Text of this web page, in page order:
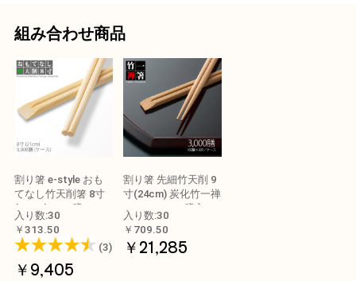
組み合わせ商品
割り箸 e-style おも
てなし竹天削箸 8寸
(21cm) 3000膳 1ケー
ス
入り数:30
￥313.50
(3)
￥9,405
割り箸 先細竹天削 9
寸(24cm) 炭化竹一禅
1ケース 3000膳入
入り数:30
￥709.50
￥21,285